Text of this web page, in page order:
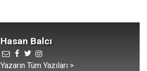
Hasan Balcı
Yazarın Tüm Yazıları >